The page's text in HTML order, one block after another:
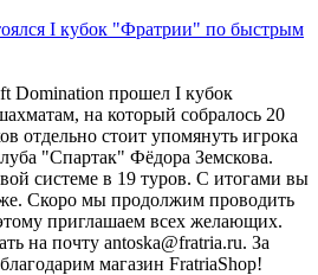
I кубок "Фратрии" по быстрым
Domination прошел I кубок
на который собралось 20
отдельно стоит упомянуть игрока
"Спартак" Фёдора Земскова.
системе в 19 туров. С итогами вы
Скоро мы продолжим проводить
приглашаем всех желающих.
на почту antoska@fratria.ru. За
магазин FratriaShop!